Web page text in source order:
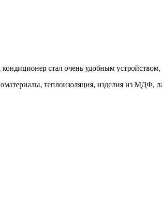
стал очень удобным устройством,
теплоизоляция, изделия из МДФ,